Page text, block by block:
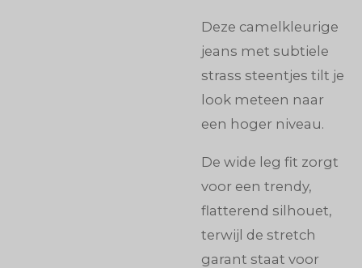
Deze camelkleurige
jeans met subtiele
strass steentjes tilt je
look meteen naar
een hoger niveau.
De wide leg fit zorgt
voor een trendy,
flatterend silhouet,
terwijl de stretch
garant staat voor